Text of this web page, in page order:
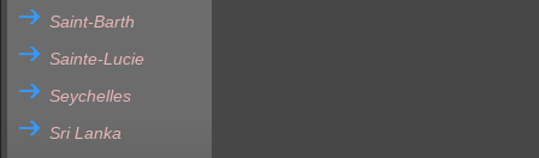
Saint-Barth
Sainte-Lucie
Seychelles
Sri Lanka